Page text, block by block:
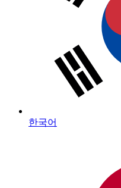
한국어